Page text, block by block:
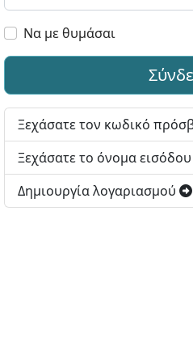
Να με θυμάσαι
Ξεχάσατε τον κωδικό
Ξεχάσατε το όνομα
Δημιουργία λογαριασμού